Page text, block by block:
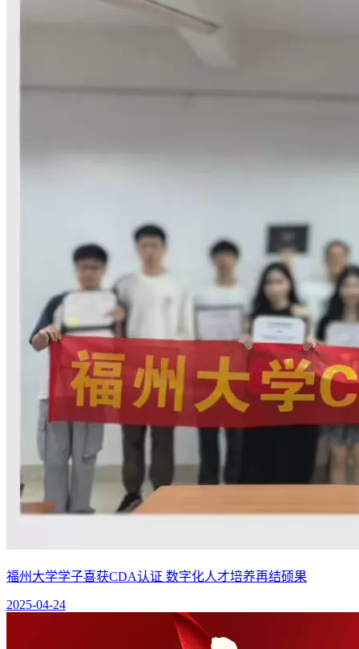
福州大学学子喜获CDA认证 数字化人才培养再结硕果
2025-04-24